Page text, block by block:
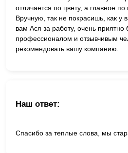
отличается по цвету, а главное по
Вручную, так не покрасишь, как у
вам Ася за работу, очень
профессионалом и отзывчивым
рекомендовать вашу компанию.
Наш ответ:
Спасибо за теплые слова, мы